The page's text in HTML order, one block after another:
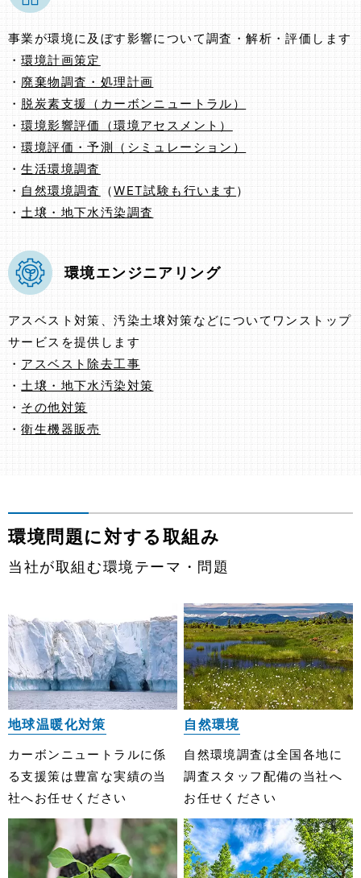
事業が環境に及ぼす影響について調査・解析・評価します
・環境計画策定
・廃棄物調査・処理計画
・脱炭素支援（カーボンニュートラル）
・環境影響評価（環境アセスメント）
・環境評価・予測（シミュレーション）
・生活環境調査
・自然環境調査 （WET試験も行います ）
・土壌・地下水汚染調査
環境エンジニアリング
アスベスト対策、汚染土壌対策などについてワンストップ
サービスを提供します
・アスベスト除去工事
・土壌・地下水汚染対策
・その他対策
・衛生機器販売
環境問題に対する取組み
当社が取組む環境テーマ・問題
地球温暖化対策
カーボンニュートラルに係
る⽀援策は豊富な実績の当
社へお任せください
自然環境
⾃然環境調査は全国各地に
調査スタッフ配備の当社へ
お任せください